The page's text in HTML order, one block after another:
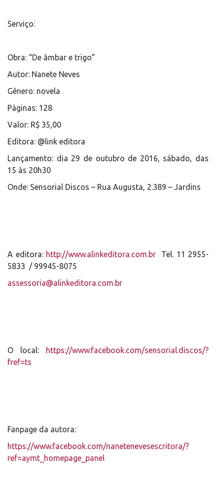
Serviço:
Obra: “De âmbar e trigo”
Autor: Nanete Neves
Gênero: novela
Páginas: 128
Valor: R$ 35,00
Editora: @link editora
Lançamento: dia 29 de outubro de 2016, sábado, das
15 às 20h30
Onde: Sensorial Discos – Rua Augusta, 2.389 – Jardins
A editora: http://www.alinkeditora.com.br Tel. 11 2955-
5833 / 99945-8075
assessoria@alinkeditora.com.br
O local:
https://www.facebook.com/sensorial.discos/?
fref=ts
Fanpage da autora:
https://www.facebook.com/nanetenevesescritora/?
ref=aymt_homepage_panel